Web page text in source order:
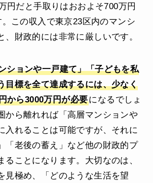
円だと手取りはおおよそ700万円
この収入で東京23区内のマンシ
、財政的には非常に厳しいです。
ションや一戸建て」「子どもを私
目標を全て達成するには、少なく
から3000万円が必要になるでしょ
から離れれば「高層マンションや
入れることは可能ですが、それに
「老後の蓄え」など他の財政的プ
ることになります。大切なのは、
見極め、「どのような生活を望